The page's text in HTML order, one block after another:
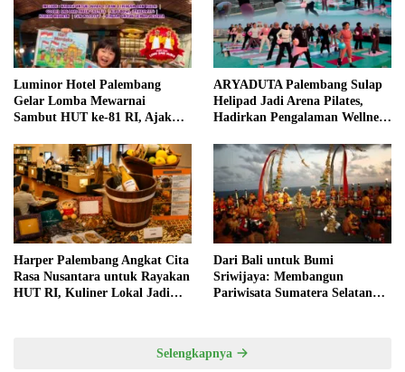
Luminor Hotel Palembang
Gelar Lomba Mewarnai
Sambut HUT ke-81 RI, Ajak
ARYADUTA Palembang Sulap
Helipad Jadi Arena Pilates,
Hadirkan Pengalaman Wellness
Harper Palembang Angkat Cita
Rasa Nusantara untuk Rayakan
HUT RI, Kuliner Lokal Jadi
Dari Bali untuk Bumi
Sriwijaya: Membangun
Pariwisata Sumatera Selatan
Selengkapnya